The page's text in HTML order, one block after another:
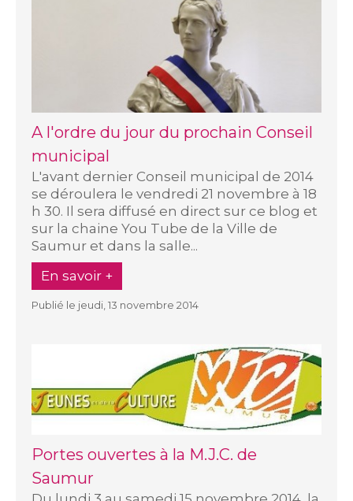
A l'ordre du jour du prochain Conseil
municipal
L'avant dernier Conseil municipal de 2014
se déroulera le vendredi 21 novembre à 18
h 30. Il sera diffusé en direct sur ce blog et
sur la chaine You Tube de la Ville de
Saumur et dans la salle...
En savoir +
Publié le jeudi, 13 novembre 2014
Portes ouvertes à la M.J.C. de
Saumur